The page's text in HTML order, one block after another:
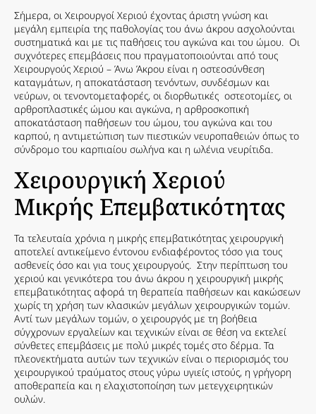
Σήμερα, οι Χειρουργοί Χεριού έχοντας άριστη γνώση και
μεγάλη εμπειρία της παθολογίας του άνω άκρου ασχολούνται
συστηματικά και με τις παθήσεις του αγκώνα και του ώμου. Οι
συχνότερες επεμβάσεις που πραγματοποιούνται από τους
Χειρουργούς Χεριού – Άνω Άκρου είναι η οστεοσύνθεση
καταγμάτων, η αποκατάσταση τενόντων, συνδέσμων και
νεύρων, οι τενοντομεταφορές, οι διορθωτικές οστεοτομίες, οι
αρθροπλαστικές ώμου και αγκώνα, η αρθροσκοπική
αποκατάσταση παθήσεων του ώμου, του αγκώνα και του
καρπού, η αντιμετώπιση των πιεστικών νευροπαθειών όπως το
σύνδρομο του καρπιαίου σωλήνα και η ωλένια νευρίτιδα.
Χειρουργική Χεριού
Μικρής Επεμβατικότητας
Τα τελευταία χρόνια η μικρής επεμβατικότητας χειρουργική
αποτελεί αντικείμενο έντονου ενδιαφέροντος τόσο για τους
ασθενείς όσο και για τους χειρουργούς. Στην περίπτωση του
χεριού και γενικότερα του άνω άκρου η χειρουργική μικρής
επεμβατικότητας αφορά τη θεραπεία παθήσεων και κακώσεων
χωρίς τη χρήση των κλασικών μεγάλων χειρουργικών τομών.
Αντί των μεγάλων τομών, ο χειρουργός με τη βοήθεια
σύγχρονων εργαλείων και τεχνικών είναι σε θέση να εκτελεί
σύνθετες επεμβάσεις με πολύ μικρές τομές στο δέρμα. Τα
πλεονεκτήματα αυτών των τεχνικών είναι ο περιορισμός του
χειρουργικού τραύματος στους γύρω υγιείς ιστούς, η γρήγορη
αποθεραπεία και η ελαχιστοποίηση των μετεγχειρητικών
ουλών.